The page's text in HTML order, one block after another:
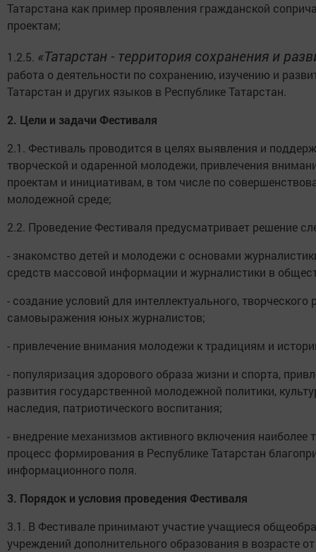
Татарстана как пример проявления гражданской
проектам;
1.2.5. «Татарстан - территория сохранения и
работа о деятельности по сохранению, изучению и
Татарстан и других языков в Республике Татарстан.
2. Цели и задачи Фестиваля
2.1. Фестиваль проводится в целях выявления и
творческой и одаренной молодежи, привлечения
проектам и инициативам, в том числе по
молодежной среде;
2.2. Проведение Фестиваля предусматривает решение
- знакомство детей и молодежи с основами
средств массовой информации и журналистики в
- создание условий для интеллектуального,
самовыражения юных журналистов;
- привлечение внимания молодежи к традициям и
- популяризация здорового образа жизни и спорта,
развития государственной молодежной политики,
наследия, патриотического воспитания;
- внедрение механизмов активного включения
процесс формирования в Республике Татарстан
информационного поля.
3. Порядок и условия проведения Фестиваля
3.1. В Фестивале принимают участие учащиеся
учреждений дополнительного образования в возрасте